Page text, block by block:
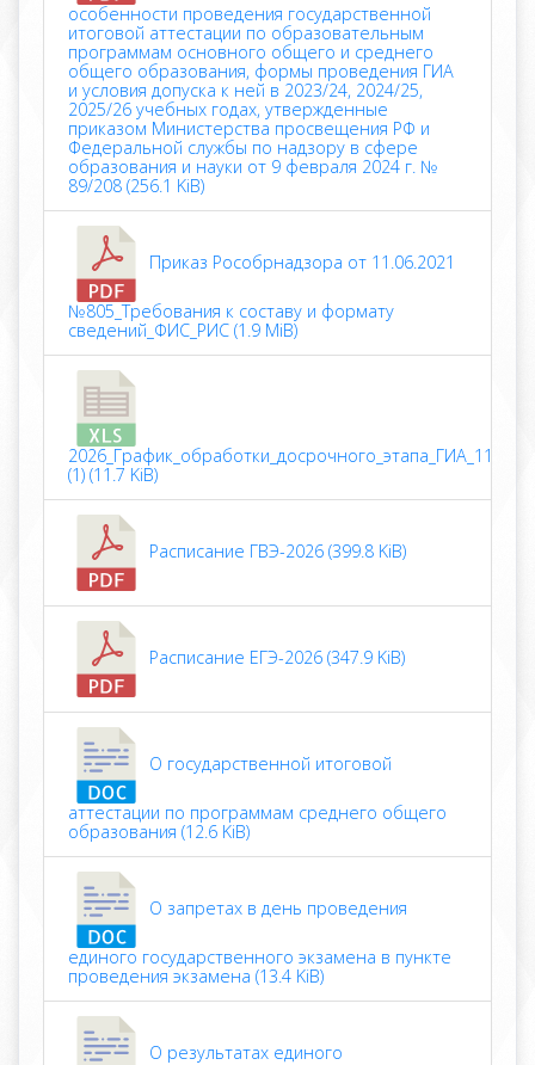
особенности проведения государственной
итоговой аттестации по образовательным
программам основного общего и среднего
общего образования, формы проведения ГИА
и условия допуска к ней в 2023/24, 2024/25,
2025/26 учебных годах, утвержденные
приказом Министерства просвещения РФ и
Федеральной службы по надзору в сфере
образования и науки от 9 февраля 2024 г. №
89/208 (256.1 KiB)
Приказ Рособрнадзора от 11.06.2021
№805_Требования к составу и формату
сведений_ФИС_РИС (1.9 MiB)
2026_График_обработки_досрочного_этапа_ГИА_11
(1) (11.7 KiB)
Расписание ГВЭ-2026 (399.8 KiB)
Расписание ЕГЭ-2026 (347.9 KiB)
О государственной итоговой
аттестации по программам среднего общего
образования (12.6 KiB)
О запретах в день проведения
единого государственного экзамена в пункте
проведения экзамена (13.4 KiB)
О результатах единого